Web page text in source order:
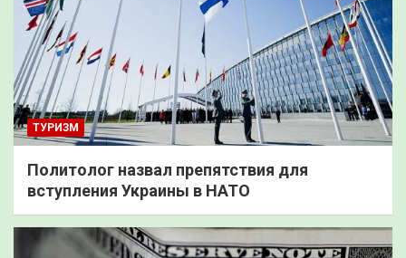
ТУРИЗМ
Политолог назвал препятствия для
вступления Украины в НАТО